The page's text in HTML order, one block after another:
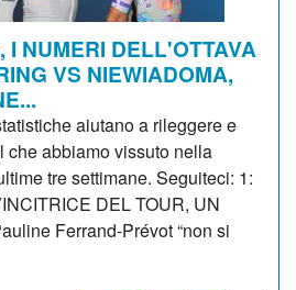
I NUMERI DELL'OTTAVA
VS NIEWIADOMA,
aiutano a rileggere e
che abbiamo vissuto nella
tre settimane. Seguiteci: 1:
DEL TOUR, UN
Ferrand-Prévot “non si